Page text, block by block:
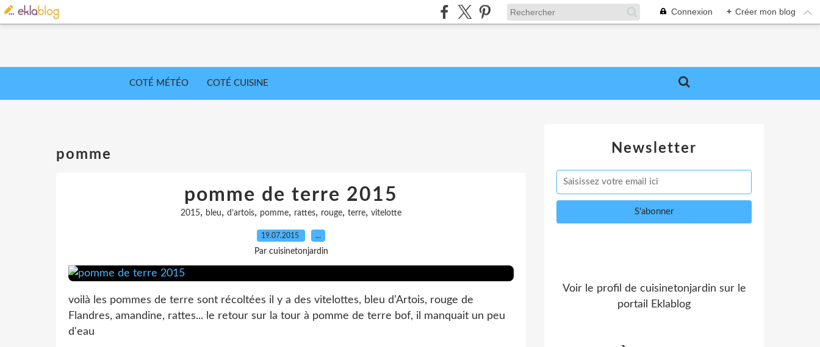
Connexion + Créer mon blog
COTÉ MÉTÉO COTÉ CUISINE
pomme
pomme de terre 2015
2015, bleu, d’artois, pomme, rattes, rouge, terre, vitelotte
19.07.2015 …
Par cuisinetonjardin
voilà les pommes de terre sont récoltées il y a des vitelottes, bleu d’Artois, rouge de
Flandres, amandine, rattes... le retour sur la tour à pomme de terre bof, il manquait un peu
d'eau
Newsletter
Voir le profil de cuisinetonjardin sur le
portail Eklablog